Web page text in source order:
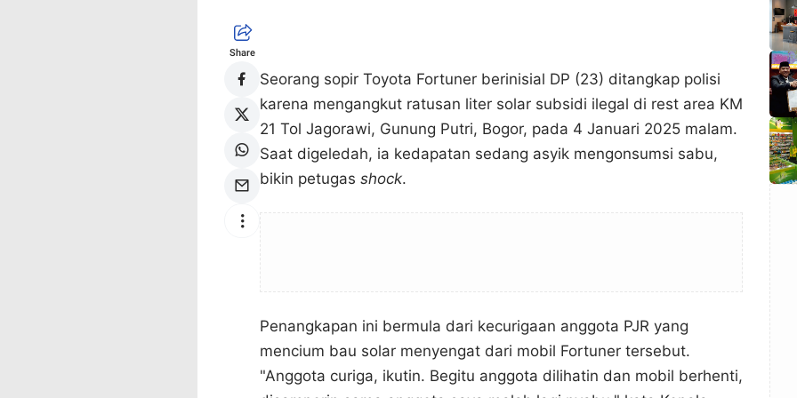
Share
Seorang sopir Toyota Fortuner berinisial DP (23) ditangkap polisi
karena mengangkut ratusan liter solar subsidi ilegal di rest area KM
21 Tol Jagorawi, Gunung Putri, Bogor, pada 4 Januari 2025 malam.
Saat digeledah, ia kedapatan sedang asyik mengonsumsi sabu,
bikin petugas shock.
Penangkapan ini bermula dari kecurigaan anggota PJR yang
mencium bau solar menyengat dari mobil Fortuner tersebut.
"Anggota curiga, ikutin. Begitu anggota dilihatin dan mobil berhenti,